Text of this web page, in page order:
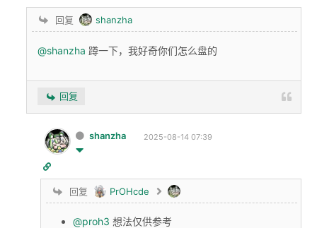
回复 shanzha
@shanzha 蹲一下，我好奇你们怎么盘的
回复
shanzha 2025-08-14 07:39
回复 PrOHcde
@proh3 想法仅供参考